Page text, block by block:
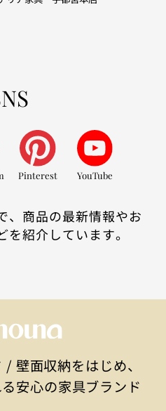
Pinterest YouTube
、商品の最新情報やお
紹介しています。
壁面収納をはじめ、
安心の家具ブランド